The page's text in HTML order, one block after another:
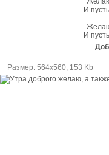
И
И
Размер: 564х560, 153 Kb